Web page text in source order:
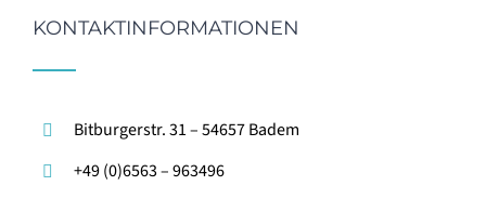
KONTAKTINFORMATIONEN
Bitburgerstr. 31 – 54657 Badem
+49 (0)6563 – 963496